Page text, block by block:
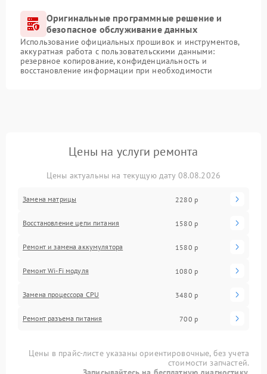
Оригинальные программные решение и
безопасное обслуживание данных
Использование официальных прошивок и инструментов,
аккуратная работа с пользовательскими данными:
резервное копирование, конфиденциальность и
восстановление информации при необходимости
Цены на услуги ремонта
Цены актуальны на текущую дату 08.08.2026
Замена матрицы 2280 р
Восстановление цепи питания 1580 р
Ремонт и замена аккумулятора 1580 р
Ремонт Wi-Fi модуля 1080 р
Замена процессора CPU 3480 р
Ремонт разъема питания 700 р
Цены в прайс-листе указаны ориентировочные, без учета
стоимости запчастей.